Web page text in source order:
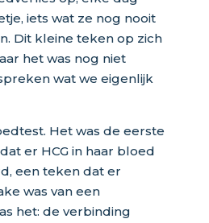
iets wat ze nog nooit
Dit kleine teken op zich
het was nog niet
wat we eigenlijk
Het was de eerste
er HCG in haar bloed
een teken dat er
was van een
het: de verbinding